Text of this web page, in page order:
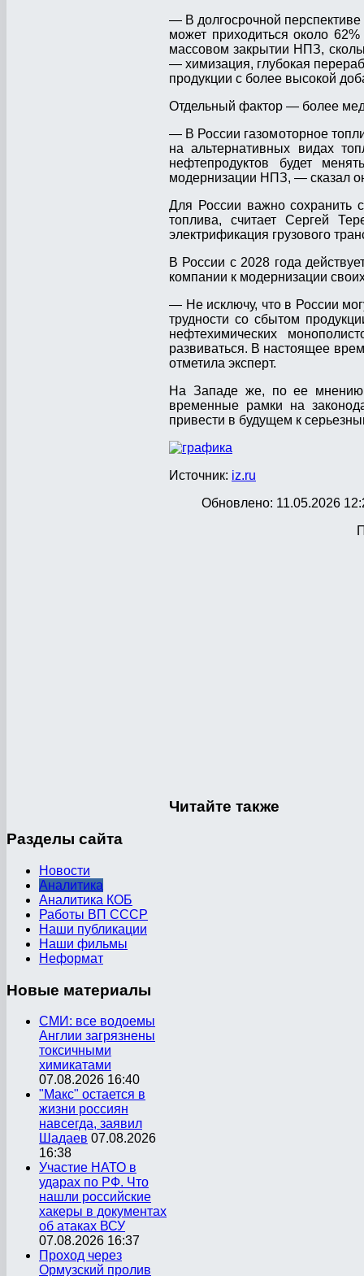
— В долгосрочной перспективе
может приходиться около
массовом закрытии НПЗ,
— химизация, глубокая
продукции с более высокой
Отдельный фактор — более
— В России газомоторное
на альтернативных видах
нефтепродуктов будет
модернизации НПЗ, — сказал
Для России важно сохранить
топлива, считает Сергей
электрификация грузового
В России с 2028 года
компании к модернизации
— Не исключу, что в России
трудности со сбытом
нефтехимических
развиваться. В настоящее
отметила эксперт.
На Западе же, по ее мнению,
временные рамки на
привести в будущем к
Источник: iz.ru
Обновлено: 11.05.2026
Читайте также
Разделы сайта
Новости
Аналитика
Аналитика КОБ
Работы ВП СССР
Наши публикации
Наши фильмы
Неформат
Новые материалы
СМИ: все водоемы
Англии загрязнены
токсичными
химикатами
07.08.2026 16:40
"Макс" остается в
жизни россиян
навсегда, заявил
Шадаев 07.08.2026
16:38
Участие НАТО в
ударах по РФ. Что
нашли российские
хакеры в документах
об атаках ВСУ
07.08.2026 16:37
Проход через
Ормузский пролив